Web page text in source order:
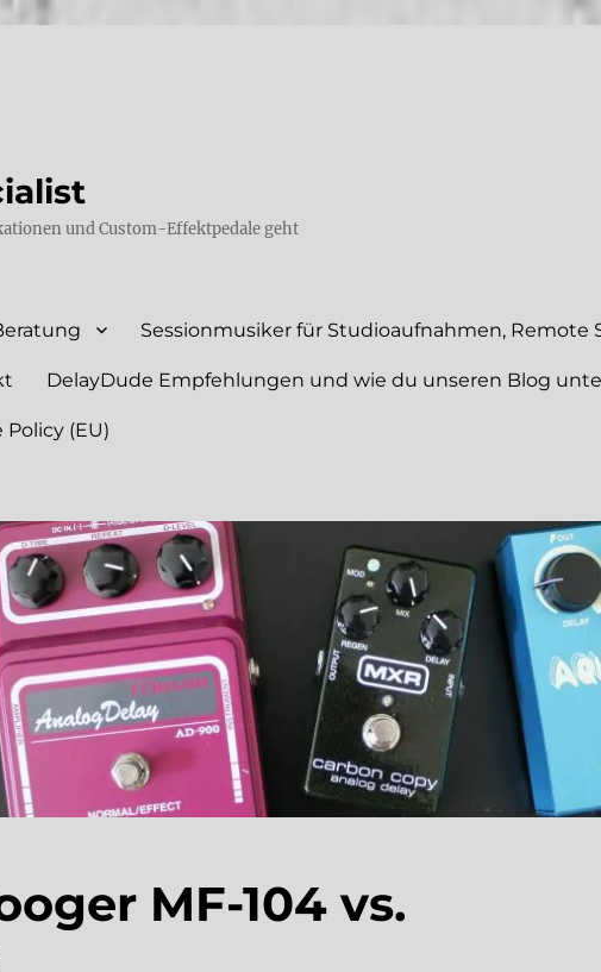
und Custom-Effektpedale geht
Sessionmusiker für Studioaufnahmen, Remote
DelayDude Empfehlungen und wie du unseren Blog
Policy (EU)
MF-104 vs.